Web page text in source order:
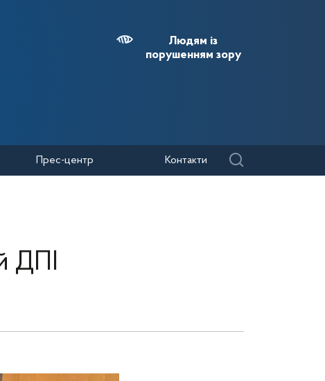
Людям із
порушенням зору
Прес-центр Контакти
ДПІ